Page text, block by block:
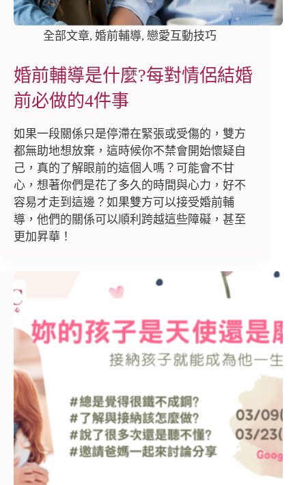
全部文章, 婚前輔導, 戀愛互動技巧
婚前輔導是什麼?每對情侶結婚
前必做的4件事
如果一段關係只是停滯在緊張或受傷的，雙方
都無助地想放棄，這時候你不禁會開始懷疑自
己，真的了解眼前的這個人嗎？可能會不甘
心，想著你們是花了多久的時間與心力，好不
容易才走到這邊？如果雙方可以接受婚前輔
導，他們的關係可以順利跨越這些障礙，甚至
更加昇華！